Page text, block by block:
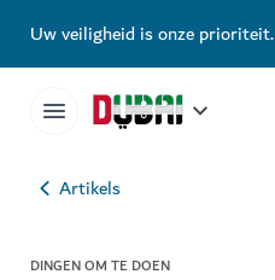
Uw veiligheid is onze prioriteit.
Artikels
DINGEN OM TE DOEN